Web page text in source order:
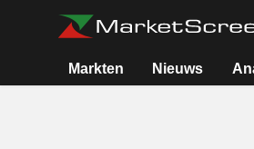
Markten Nieuws